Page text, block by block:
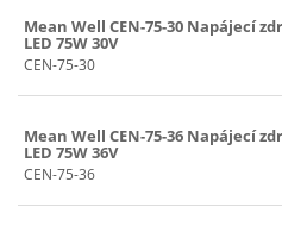
Mean Well CEN-75-30 Napájecí
LED 75W 30V
CEN-75-30
Mean Well CEN-75-36 Napájecí
LED 75W 36V
CEN-75-36